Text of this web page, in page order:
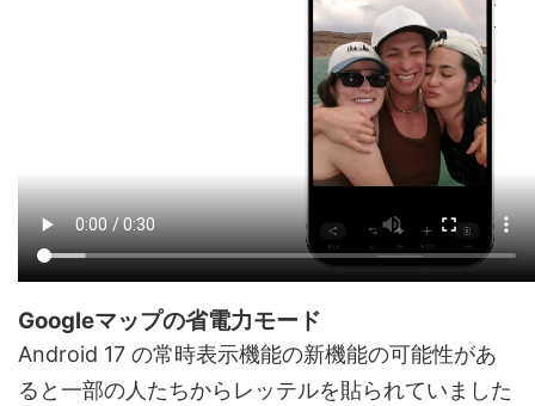
Googleマップの省電力モード
Android 17 の常時表示機能の新機能の可能性があ
ると一部の人たちからレッテルを貼られていました